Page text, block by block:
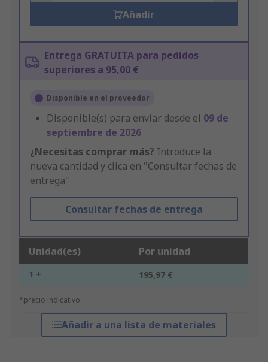
Añadir
Entrega GRATUITA para pedidos
superiores a 95,00 €
Disponible en el proveedor
Disponible(s) para enviar desde el 09 de
septiembre de 2026
¿Necesitas comprar más? Introduce la
nueva cantidad y clica en "Consultar fechas de
entrega"
Consultar fechas de entrega
Unidad(es) Por unidad
1 + 195,97 €
*precio indicativo
Añadir a una lista de materiales